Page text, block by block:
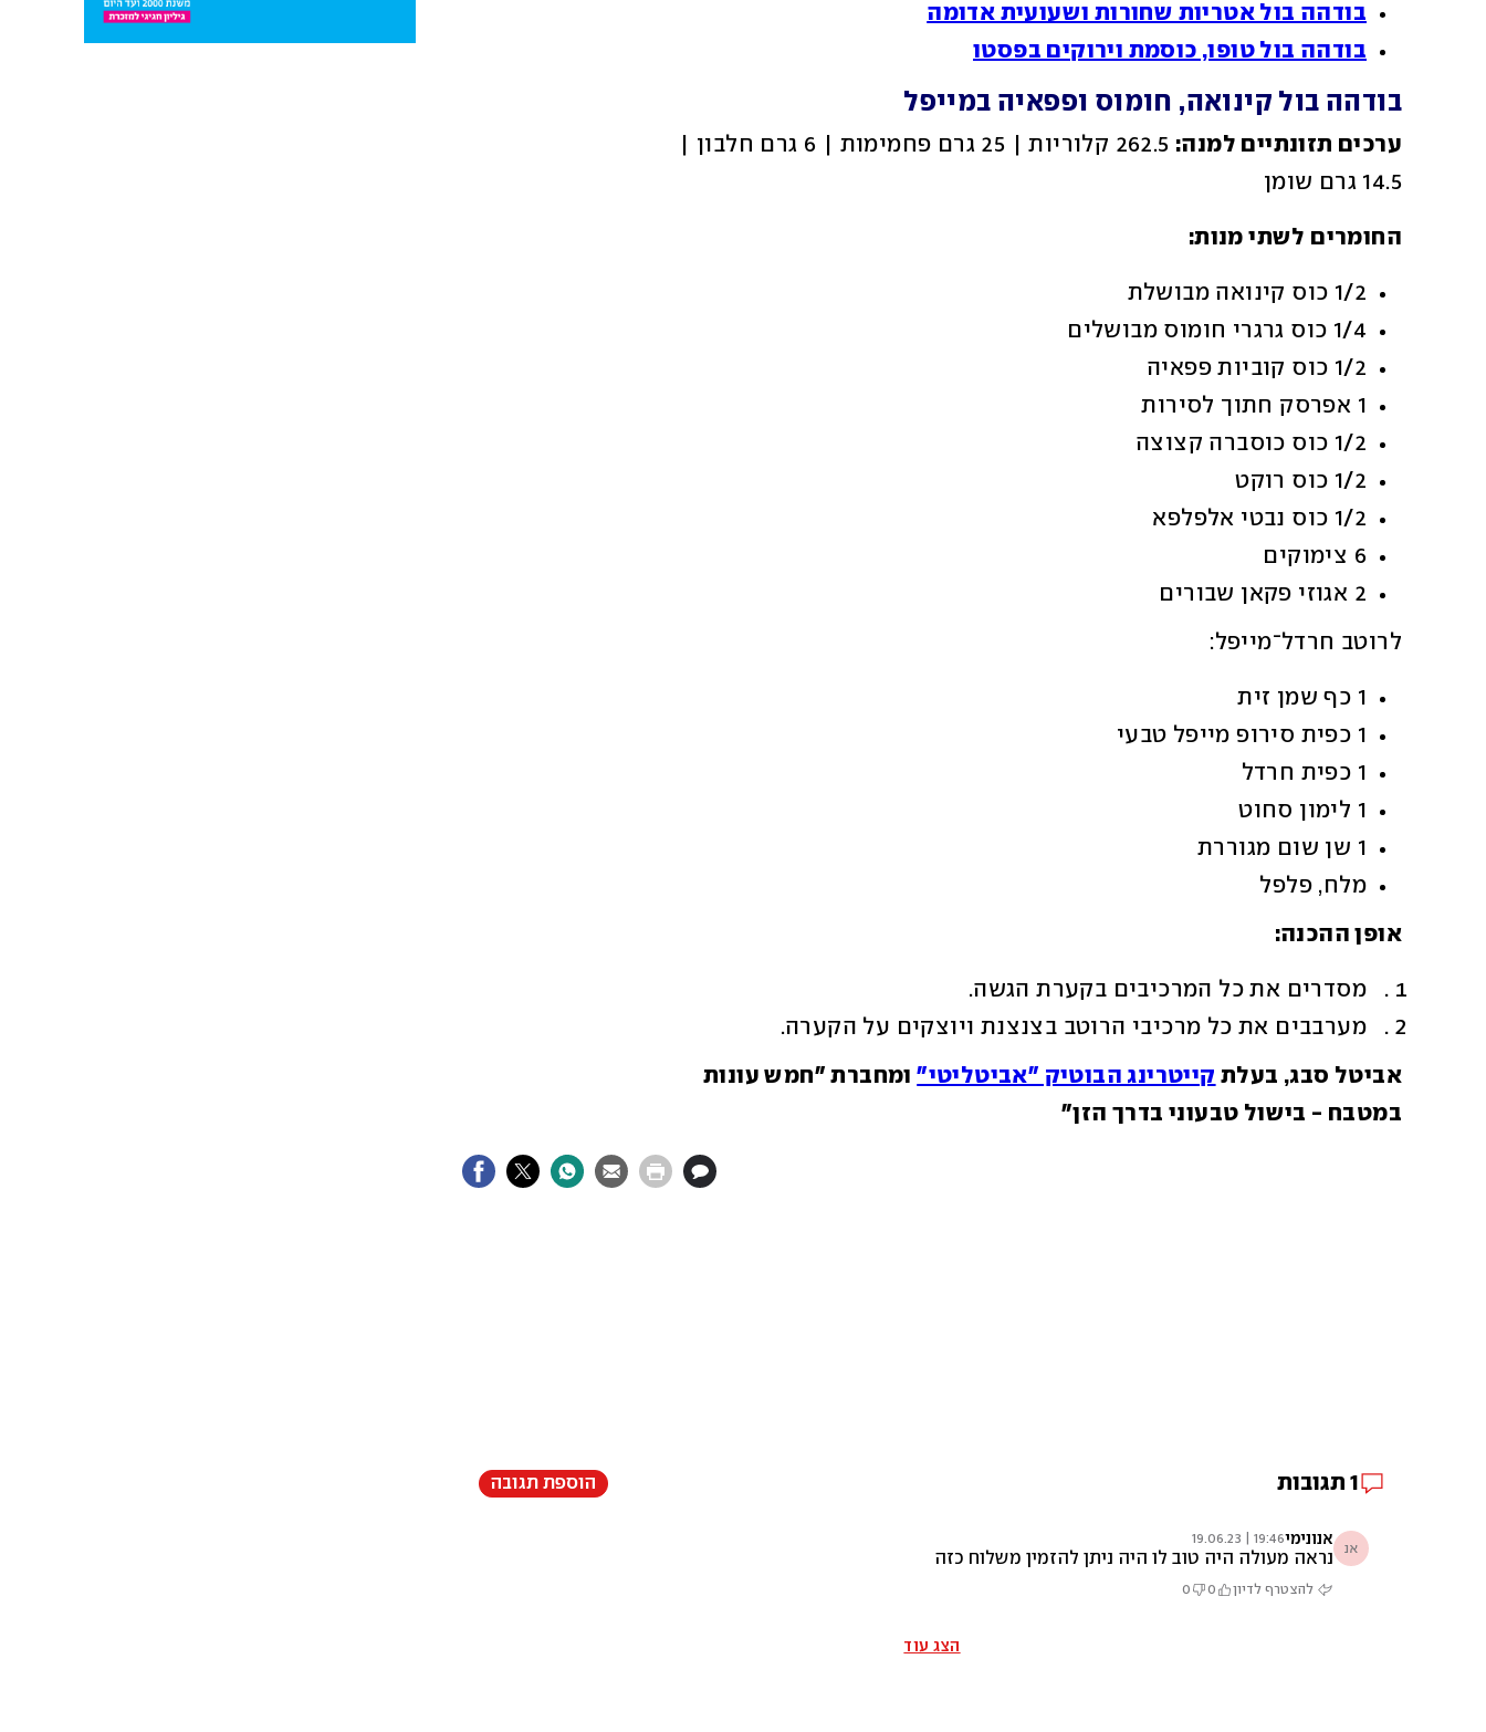
בודהה בול אטריות שחורות ושעועית אדומה
בודהה בול טופו, כוסמת וירוקים בפסטו
בודהה בול קינואה, חומוס ופפאיה במייפל
ערכים תזונתיים למנה:
14.5 גרם שומן
החומרים לשתי מנות:
1/2 כוס קינואה מבושלת
1/4 כוס גרגרי חומוס מבושלים
1/2 כוס קוביות פפאיה
1 אפרסק חתוך לסירות
1/2 כוס כוסברה קצוצה
1/2 כוס רוקט
1/2 כוס נבטי אלפלפא
6 צימוקים
2 אגוזי פקאן שבורים
לרוטב חרדל־מייפל:
1 כף שמן זית
1 כפית סירופ מייפל טבעי
1 כפית חרדל
1 לימון סחוט
1 שן שום מגוררת
מלח, פלפל
אופן ההכנה:
מסדרים את כל המרכיבים בקערת הגשה.
מערבבים את כל מרכיבי הרוטב בצנצנת ויוצקים על הקערה.
אביטל סבג, בעלת קייטרינג הבוטיק "אביטליטי"
במטבח - בישול טבעוני בדרך הזן"
1 תגובות הוספת תגובה
אנ אנונימי19:46 | 19.06.23
נראה מעולה היה טוב לו היה ניתן להזמין משלוח כזה
להצטרף לדיון 0
0
הצג עוד